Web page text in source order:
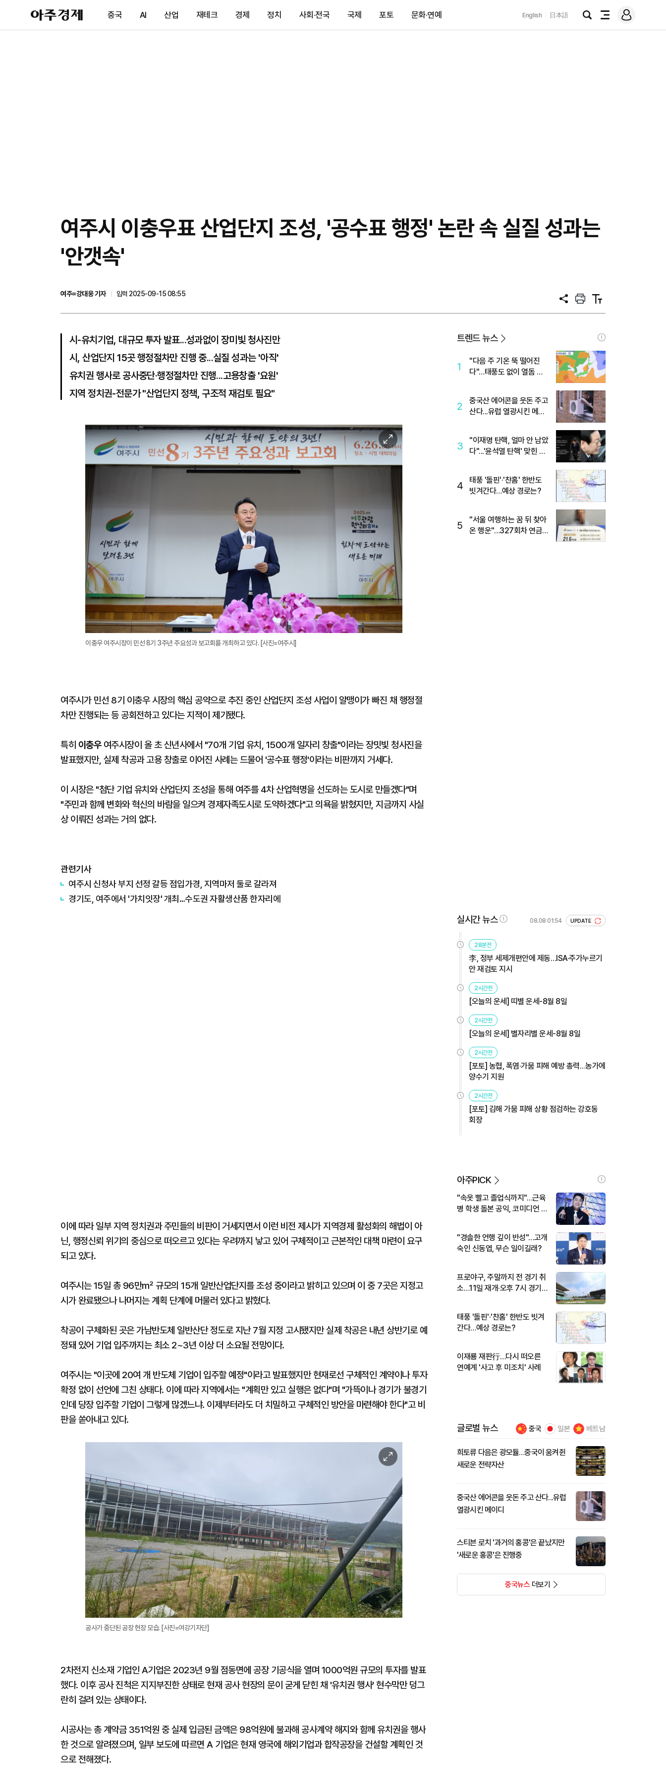
아
주
제
중국 AI 산업 재테크 경제 정치 사회·전국 국제 포토 문화·연예 English 日本語
검
전
메
그
여주시 이충우표 산업단지 조성, '공수표 행정' 논란 속 실질 성과는
'안갯속'
여주=강대웅 기자
입력 2025-09-15 08:55
공
프
트
텍
트
시-유치기업, 대규모 투자 발표...성과없이 장미빛 청사진만
시, 산업단지 15곳 행정절차만 진행 중...실질 성과는 '아직'
유치권 행사로 공사중단·행정절차만 진행...고용창출 '요원'
지역 정치권-전문가 "산업단지 정책, 구조적 재검토 필요"
이
미
지
이충우 여주시장이 민선 8기 3주년 주요성과 보고회를 개최하고 있다. [사진=여주시]
여주시가 민선 8기 이충우 시장의 핵심 공약으로 추진 중인 산업단지 조성 사업이 알맹이가 빠진 채 행정절
차만 진행되는 등 공회전하고 있다는 지적이 제기됐다.
특히 이충우여주시장이 올 초 신년사에서 "70개 기업 유치, 1500개 일자리 창출"이라는 장밋빛 청사진을
발표했지만, 실제 착공과 고용 창출로 이어진 사례는 드물어 '공수표 행정'이라는 비판까지 거세다.
이 시장은 "첨단 기업 유치와 산업단지 조성을 통해 여주를 4차 산업혁명을 선도하는 도시로 만들겠다"며
"주민과 함께 변화와 혁신의 바람을 일으켜 경제자족도시로 도약하겠다"고 의욕을 밝혔지만, 지금까지 사실
상 이뤄진 성과는 거의 없다.
관련기사
여주시 신청사 부지 선정 갈등 점입가경, 지역마저 둘로 갈라져
경기도, 여주에서 '가치잇장' 개최…수도권 자활생산품 한자리에
이에 따라 일부 지역 정치권과 주민들의 비판이 거세지면서 이런 비전 제시가 지역경제 활성화의 해법이 아
닌, 행정신뢰 위기의 중심으로 떠오르고 있다는 우려까지 낳고 있어 구체적이고 근본적인 대책 마련이 요구
되고 있다.
여주시는 15일 총 96만㎡ 규모의 15개 일반산업단지를 조성 중이라고 밝히고 있으며 이 중 7곳은 지정고
시가 완료됐으나 나머지는 계획 단계에 머물러 있다고 밝혔다.
착공이 구체화된 곳은 가남반도체 일반산단 정도로 지난 7월 지정 고시됐지만 실제 착공은 내년 상반기로 예
정돼 있어 기업 입주까지는 최소 2~3년 이상 더 소요될 전망이다.
여주시는 "이곳에 20여 개 반도체 기업이 입주할 예정"이라고 발표했지만 현재로선 구체적인 계약이나 투자
확정 없이 선언에 그친 상태다. 이에 따라 지역에서는 "계획만 있고 실행은 없다"며 "가뜩이나 경기가 불경기
인데 당장 입주할 기업이 그렇게 많겠느냐. 이제부터라도 더 치밀하고 구체적인 방안을 마련해야 한다"고 비
판을 쏟아내고 있다.
이
미
확
대
공사가 중단된 공장 현장 모습. [사진=여강기자단]
2차전지 신소재 기업인 A기업은 2023년 9월 점동면에 공장 기공식을 열며 1000억원 규모의 투자를 발표
했다. 이후 공사 진척은 지지부진한 상태로 현재 공사 현장의 문이 굳게 닫힌 채 '유치권 행사' 현수막만 덩그
란히 걸려 있는 상태이다.
시공사는 총 계약금 351억원 중 실제 입금된 금액은 98억원에 불과해 공사계약 해지와 함께 유치권을 행사
한 것으로 알려졌으며, 일부 보도에 따르면 A 기업은 현재 영국에 해외기업과 합작공장을 건설할 계획인 것
으로 전해졌다.
트렌드 뉴스
1
"다음 주 기온 뚝 떨어진
다"…태풍도 없이 열돔 박
2
중국산 에어콘을 웃돈 주고
산다...유럽 열광시킨 메이
3
"이재명 탄핵, 얼마 안 남았
다"...'윤석열 탄핵' 맞힌 무
4
태풍 '돌핀'·'찬홈' 한반도
빗겨간다…예상 경로는?
5
"서울 여행하는 꿈 뒤 찾아
온 행운"…327회차 연금
실시간 뉴스 08.08 01:54 UPDATE
28분전
李, 정부 세제개편안에 제동…ISA·주가누르기
안 재검토 지시
2시간전
[오늘의 운세] 띠별 운세-8월 8일
2시간전
[오늘의 운세] 별자리별 운세-8월 8일
2시간전
[포토] 농협, 폭염·가뭄 피해 예방 총력…농가에
양수기 지원
2시간전
[포토] 김해 가뭄 피해 상황 점검하는 강호동
회장
아주PICK
"속옷 빨고 졸업식까지"…근육
병 학생 돌본 공익, 코미디언 김
"경솔한 언행 깊이 반성"…고개
숙인 신동엽, 무슨 일이길래?
프로야구, 주말까지 전 경기 취
소…11일 재개·오후 7시 경기
태풍 '돌핀'·'찬홈' 한반도 빗겨
간다…예상 경로는?
이재룡 재판行…다시 떠오른
연예계 '사고 후 미조치' 사례
글로벌 뉴스 중국 일본 베트남
희토류 다음은 광모듈…중국이 움켜쥔
새로운 전략자산
중국산 에어콘을 웃돈 주고 산다...유럽
열광시킨 메이디
스티븐 로치 '과거의 홍콩'은 끝났지만
'새로운 홍콩'은 진행중
중국뉴스더보기